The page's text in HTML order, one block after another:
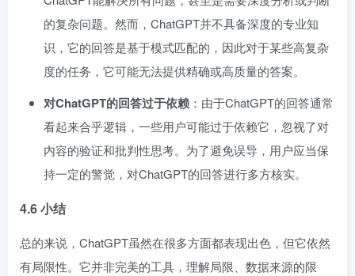
的复杂问题。然而，ChatGPT并不具备深度的专业知
识，它的回答是基于模式匹配的，因此对于某些高复杂
度的任务，它可能无法提供精确或高质量的答案。
对ChatGPT的回答过于依赖 ：由于ChatGPT的回答通常
看起来合乎逻辑，一些用户可能过于依赖它，忽视了对
内容的验证和批判性思考。为了避免误导，用户应当保
持一定的警觉，对ChatGPT的回答进行多方核实。
4.6 小结
总的来说，ChatGPT虽然在很多方面都表现出色，但它依然
有局限性。它并非完美的工具，理解局限、数据来源的限